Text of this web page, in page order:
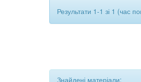
Результати 1-1 зі 1 (час
Знайдені матеріали: